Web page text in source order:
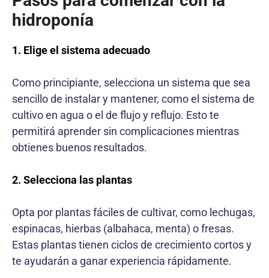
hidroponía
1. Elige el sistema adecuado
Como principiante, selecciona un sistema que sea
sencillo de instalar y mantener, como el sistema de
cultivo en agua o el de flujo y reflujo. Esto te
permitirá aprender sin complicaciones mientras
obtienes buenos resultados.
2. Selecciona las plantas
Opta por plantas fáciles de cultivar, como lechugas,
espinacas, hierbas (albahaca, menta) o fresas.
Estas plantas tienen ciclos de crecimiento cortos y
te ayudarán a ganar experiencia rápidamente.